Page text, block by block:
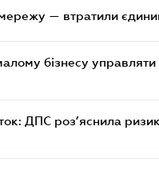
— втратили
бізнесу
ДПС роз’яснила